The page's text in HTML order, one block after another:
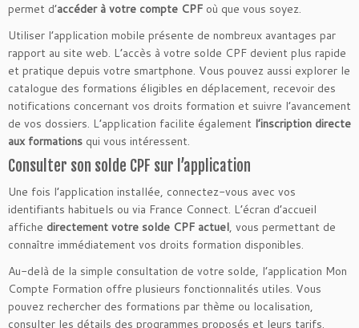
permet d’accéder à votre compte CPF où que vous soyez.
Utiliser l’application mobile présente de nombreux avantages par
rapport au site web. L’accès à votre solde CPF devient plus rapide
et pratique depuis votre smartphone. Vous pouvez aussi explorer le
catalogue des formations éligibles en déplacement, recevoir des
notifications concernant vos droits formation et suivre l’avancement
de vos dossiers. L’application facilite également l’inscription directe
aux formations qui vous intéressent.
Consulter son solde CPF sur l’application
Une fois l’application installée, connectez-vous avec vos
identifiants habituels ou via France Connect. L’écran d’accueil
affiche directement votre solde CPF actuel, vous permettant de
connaître immédiatement vos droits formation disponibles.
Au-delà de la simple consultation de votre solde, l’application Mon
Compte Formation offre plusieurs fonctionnalités utiles. Vous
pouvez rechercher des formations par thème ou localisation,
consulter les détails des programmes proposés et leurs tarifs.